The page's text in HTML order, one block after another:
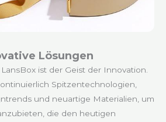
Lösungen
ist der Geist der Innovation.
Spitzentechnologien,
und neuartige Materialien, um
die den heutigen